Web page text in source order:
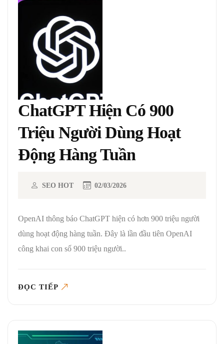
ChatGPT Hiện Có 900
Triệu Người Dùng Hoạt
Động Hàng Tuần
SEO HOT 02/03/2026
OpenAI thông báo ChatGPT hiện có hơn 900 triệu người
dùng hoạt động hàng tuần. Đây là lần đầu tiên OpenAI
công khai con số 900 triệu người..
ĐỌC TIẾP